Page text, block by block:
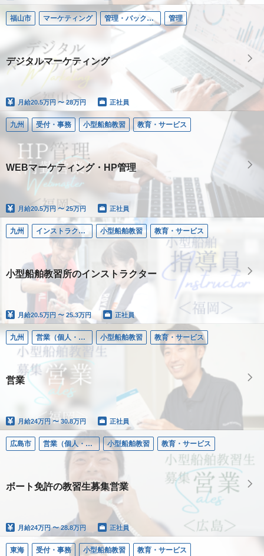
福山市 マーケティング 管理・バックオフィス／福山・広島 管理
デジタルマーケティング
月給20.5万円 〜 28万円 正社員
九州 受付・事務 小型船舶教習 教育・サービス
WEBマーケティング・HP管理
月給20.5万円 〜 25万円 正社員
九州 インストラクター／小型船舶 小型船舶教習 教育・サービス
小型船舶教習所のインストラクター
月給20.5万円 〜 25.3万円 正社員
九州 営業（個人・法人） 小型船舶教習 教育・サービス
営業
月給24万円 〜 30.8万円 正社員
広島市 営業（個人・法人） 小型船舶教習 教育・サービス
ボート免許の教習生募集営業
月給24万円 〜 28.8万円 正社員
東海 受付・事務 小型船舶教習 教育・サービス